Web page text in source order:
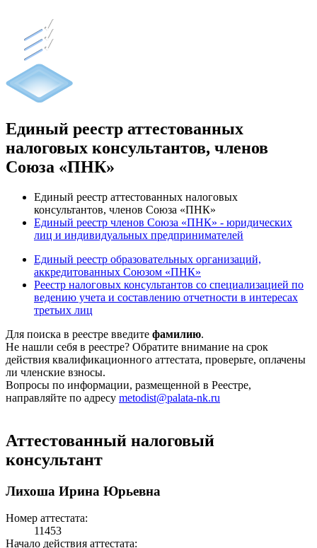
Единый реестр аттестованных
налоговых консультантов, членов
Союза «ПНК»
Единый реестр аттестованных налоговых
консультантов, членов Союза «ПНК»
Единый реестр членов Союза «ПНК» - юридических
лиц и индивидуальных предпринимателей
Единый реестр образовательных организаций,
аккредитованных Союзом «ПНК»
Реестр налоговых консультантов со специализацией по
ведению учета и составлению отчетности в интересах
третьих лиц
Для поиска в реестре введите фамилию.
Не нашли себя в реестре? Обратите внимание на срок
действия квалификационного аттестата, проверьте, оплачены
ли членские взносы.
Вопросы по информации, размещенной в Реестре,
направляйте по адресу metodist@palata-nk.ru
Аттестованный налоговый
консультант
Лихоша Ирина Юрьевна
Номер аттестата:
11453
Начало действия аттестата: